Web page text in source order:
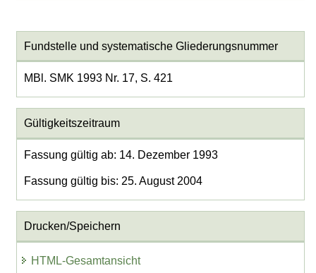
Fundstelle und systematische Gliederungsnummer
MBl. SMK 1993 Nr. 17, S. 421
Gültigkeitszeitraum
Fassung gültig ab: 14. Dezember 1993
Fassung gültig bis: 25. August 2004
Drucken/Speichern
HTML-Gesamtansicht